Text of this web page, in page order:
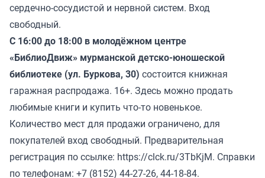
сердечно-сосудистой и нервной систем. Вход
свободный.
С 16:00 до 18:00 в молодёжном центре
«БиблиоДвиж» мурманской детско-юношеской
библиотеке (ул. Буркова, 30) состоится книжная
гаражная распродажа. 16+. Здесь можно продать
любимые книги и купить что-то новенькое.
Количество мест для продажи ограничено, для
покупателей вход свободный. Предварительная
регистрация по ссылке: https://clck.ru/3TbKjM. Справки
по телефонам: +7 (8152) 44-27-26, 44-18-84.